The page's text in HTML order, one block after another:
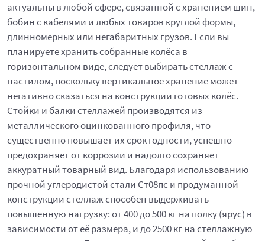
актуальны в любой сфере, связанной с хранением шин,
бобин с кабелями и любых товаров круглой формы,
длинномерных или негабаритных грузов. Если вы
планируете хранить собранные колёса в
горизонтальном виде, следует выбирать стеллаж с
настилом, поскольку вертикальное хранение может
негативно сказаться на конструкции готовых колёс.
Стойки и балки стеллажей производятся из
металлического оцинкованного профиля, что
существенно повышает их срок годности, успешно
предохраняет от коррозии и надолго сохраняет
аккуратный товарный вид. Благодаря использованию
прочной углеродистой стали Ст08пс и продуманной
конструкции стеллаж способен выдерживать
повышенную нагрузку: от 400 до 500 кг на полку (ярус) в
зависимости от её размера, и до 2500 кг на стеллажную